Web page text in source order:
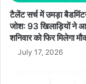
वा
ले
आ
टैलेंट सर्च में उमड़ा
जोश: 93 खिलाड़ियों ने
शनिवार को फिर मिलेगा
July 17, 2026